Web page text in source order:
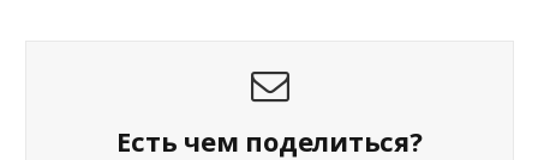
Есть чем поделиться?